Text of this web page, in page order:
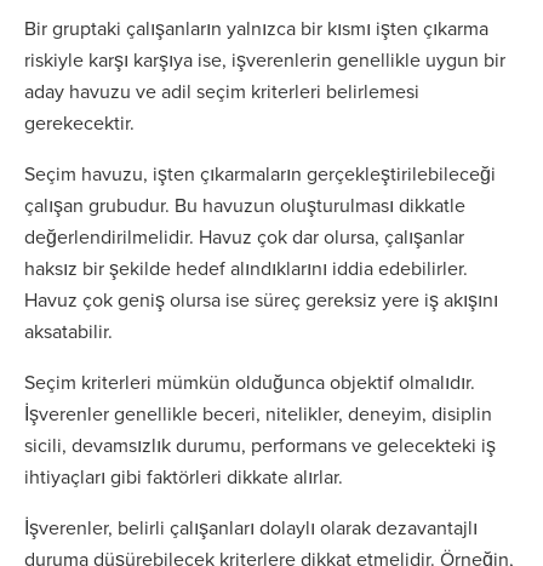
Bir gruptaki çalışanların yalnızca bir kısmı işten çıkarma
riskiyle karşı karşıya ise, işverenlerin genellikle uygun bir
aday havuzu ve adil seçim kriterleri belirlemesi
gerekecektir.
Seçim havuzu, işten çıkarmaların gerçekleştirilebileceği
çalışan grubudur. Bu havuzun oluşturulması dikkatle
değerlendirilmelidir. Havuz çok dar olursa, çalışanlar
haksız bir şekilde hedef alındıklarını iddia edebilirler.
Havuz çok geniş olursa ise süreç gereksiz yere iş akışını
aksatabilir.
Seçim kriterleri mümkün olduğunca objektif olmalıdır.
İşverenler genellikle beceri, nitelikler, deneyim, disiplin
sicili, devamsızlık durumu, performans ve gelecekteki iş
ihtiyaçları gibi faktörleri dikkate alırlar.
İşverenler, belirli çalışanları dolaylı olarak dezavantajlı
duruma düşürebilecek kriterlere dikkat etmelidir. Örneğin,